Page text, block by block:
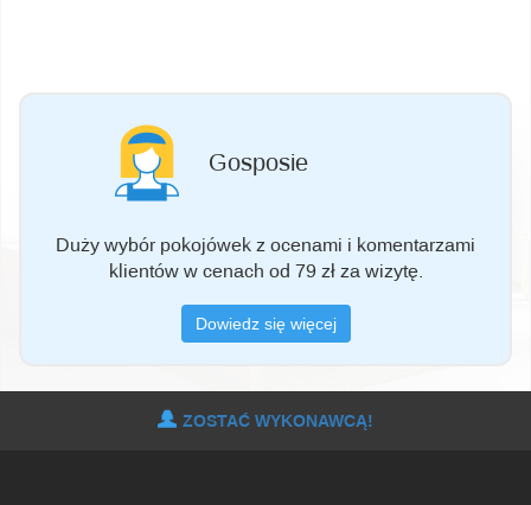
Gosposie
Duży wybór pokojówek z ocenami i komentarzami
klientów w cenach od 79 zł za wizytę.
Dowiedz się więcej
ZOSTAĆ WYKONAWCĄ!